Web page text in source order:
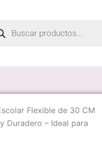
Flexible de 30 CM
Duradero – Ideal para